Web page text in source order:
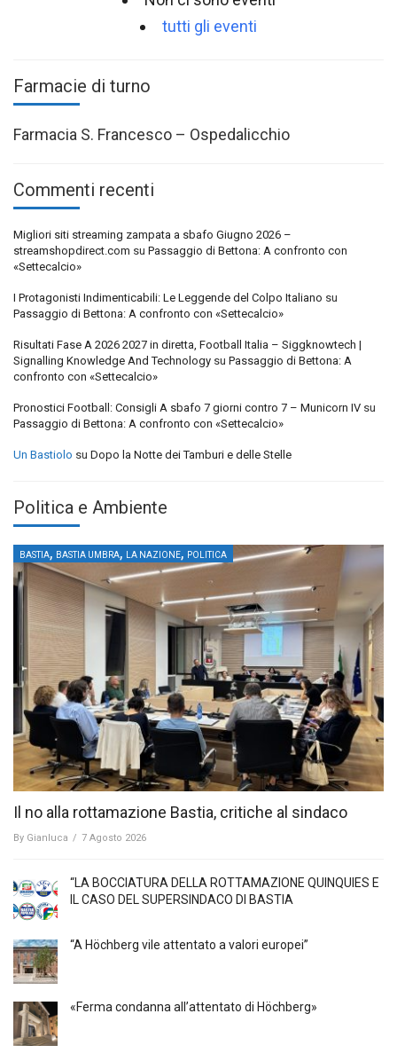
tutti gli eventi
Farmacie di turno
Farmacia S. Francesco – Ospedalicchio
Commenti recenti
Migliori siti streaming zampata a sbafo Giugno 2026 –
streamshopdirect.com su Passaggio di Bettona: A confronto con
«Settecalcio»
I Protagonisti Indimenticabili: Le Leggende del Colpo Italiano su
Passaggio di Bettona: A confronto con «Settecalcio»
Risultati Fase A 2026 2027 in diretta, Football Italia – Siggknowtech |
Signalling Knowledge And Technology su Passaggio di Bettona: A
confronto con «Settecalcio»
Pronostici Football: Consigli A sbafo 7 giorni contro 7 – Municorn IV su
Passaggio di Bettona: A confronto con «Settecalcio»
Un Bastiolo su Dopo la Notte dei Tamburi e delle Stelle
Politica e Ambiente
BASTIA, BASTIA UMBRA, LA NAZIONE, POLITICA
Il no alla rottamazione Bastia, critiche al sindaco
By Gianluca / 7 Agosto 2026
“LA BOCCIATURA DELLA ROTTAMAZIONE QUINQUIES E
IL CASO DEL SUPERSINDACO DI BASTIA
“A Höchberg vile attentato a valori europei”
«Ferma condanna all’attentato di Höchberg»